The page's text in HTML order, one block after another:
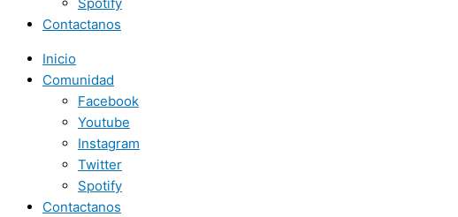
Spotify
Contactanos
Inicio
Comunidad
Facebook
Youtube
Instagram
Twitter
Spotify
Contactanos